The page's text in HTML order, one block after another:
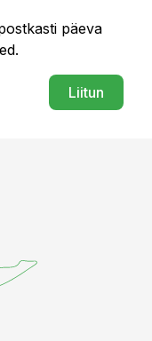
päeva
Liitun